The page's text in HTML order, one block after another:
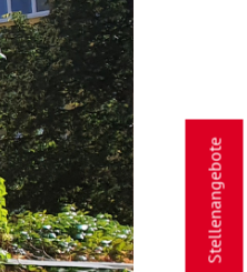
Stellenangebote